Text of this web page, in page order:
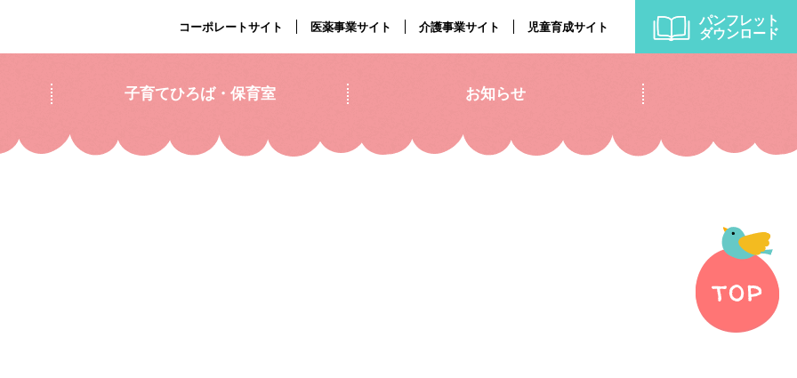
コーポレートサイト 医薬事業サイト 介護事業サイト 児童育成サイト
パンフレット
ダウンロード
子育てひろば・保育室 お知らせ